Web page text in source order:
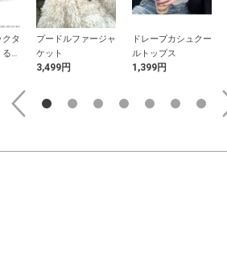
タ
く
レ
プードルファージャ
ケット
3,499円
ドレープカシュクー
ルトップス
1,399円